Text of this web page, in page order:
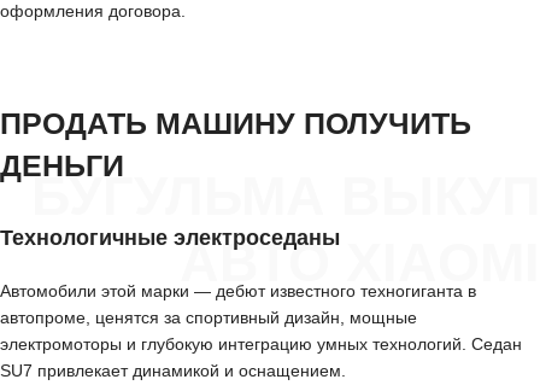
оформления договора.
БУГУЛЬМА ВЫКУП
АВТО XIAOMI
ПРОДАТЬ МАШИНУ ПОЛУЧИТЬ
ДЕНЬГИ
Технологичные электроседаны
Автомобили этой марки — дебют известного техногиганта в
автопроме, ценятся за спортивный дизайн, мощные
электромоторы и глубокую интеграцию умных технологий. Седан
SU7 привлекает динамикой и оснащением.